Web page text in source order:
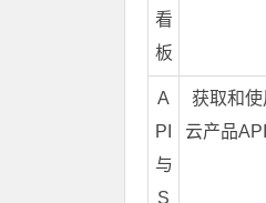
看
板
A
PI
与
S
获取和
云产品